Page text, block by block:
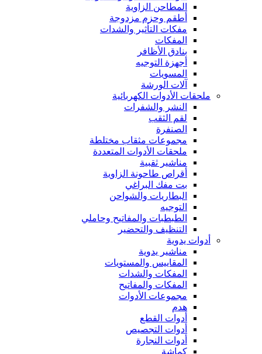
المطاحن الزاوية
أطقم وحزم مزدوجة
مفكات التأثير والشدات
المفكات
بنادق الأظافر
أجهزة التوجيه
المسويات
آلات الورشة
ملحقات الأدوات الكهربائية
النشر والشفرات
لقم الثقب
الصنفرة
مجموعات مثقاب مختلطة
ملحقات الأدوات المتعددة
مناشير ثقبية
أقراص طاحونة الزاوية
بت مفك البراغي
البطاريات والشواحن
التوجيه
الطبطبات والمفاتيح وحاملي
التنظيف والتحضير
أدوات يدوية
مناشير يدوية
المقاييس والمستويات
المفكات والشدات
المفكات والمفاتيح
مجموعات الأدوات
هدم
أدوات القطع
أدوات التجصيص
أدوات النجارة
كماشة